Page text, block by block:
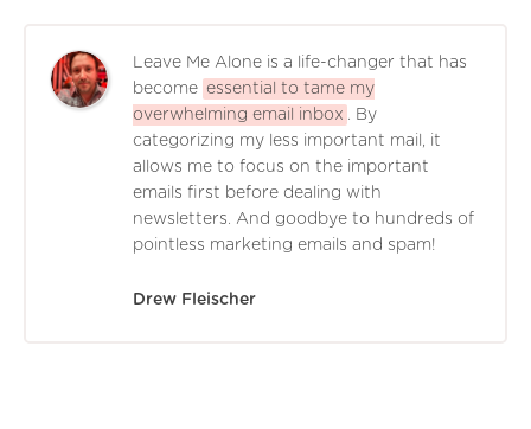
Leave Me Alone is a life-changer that has
become essential to tame my
overwhelming email inbox . By
categorizing my less important mail, it
allows me to focus on the important
emails first before dealing with
newsletters. And goodbye to hundreds of
pointless marketing emails and spam!
Drew Fleischer